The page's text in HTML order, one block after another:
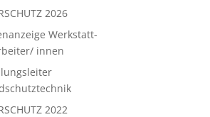
2026
Werkstatt-
innen
2022